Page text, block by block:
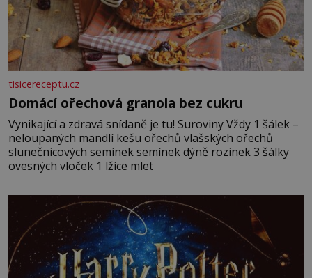
tisicereceptu.cz
Domácí ořechová granola bez cukru
Vynikající a zdravá snídaně je tu! Suroviny Vždy 1 šálek –
neloupaných mandlí kešu ořechů vlašských ořechů
slunečnicových semínek semínek dýně rozinek 3 šálky
ovesných vloček 1 lžíce mlet